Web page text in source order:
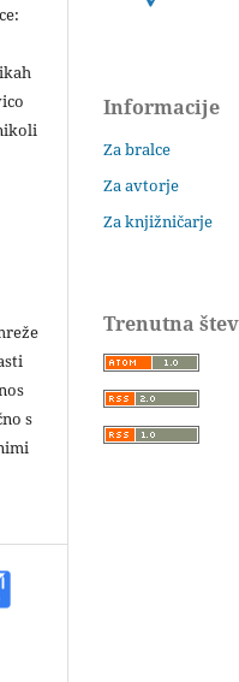
s
Informacije
Za bralce
Za avtorje
Za knjižničarje
Trenutna